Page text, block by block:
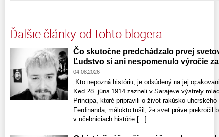
Ďalšie články od tohto blogera
Čo skutočne predchádzalo prvej
Ľudstvo si ani nespomenulo výročie
04.08.2026
„Kto nepozná históriu, je odsúdený na jej
Keď 28. júna 1914 zazneli v Sarajeve výstrely
Principa, ktoré pripravili o život rakúsko-
Ferdinanda, málokto tušil, že svet práve prekročil
v učebniciach histórie [...]